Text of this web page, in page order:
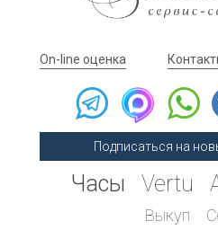
On-line оценка
Подписаться на
Часы Vertu
Выкуп